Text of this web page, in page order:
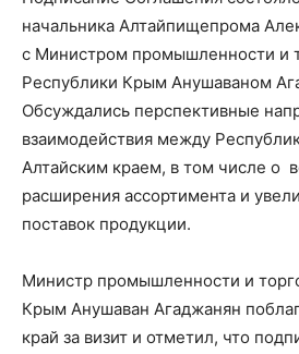
начальника Алтайпищепрома
с Министром промышленности и
Республики Крым Анушаваном
Обсуждались перспективные
взаимодействия между
Алтайским краем, в том числе о
расширения ассортимента и
поставок продукции.
Министр промышленности и
Крым Анушаван Агаджанян
край за визит и отметил, что